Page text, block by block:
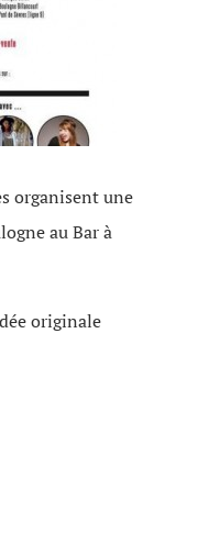
organisent une
au Bar à
originale